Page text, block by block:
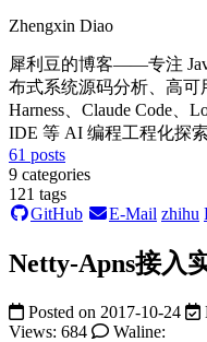
Zhengxin Diao
犀利豆的博客——专注
布式系统源码分析、高可
Harness、Claude Code、
IDE 等 AI 编程工程化探索
61 posts
9 categories
121 tags
GitHub
E-Mail zhihu
Netty-Apns接入
Posted on 2017-10-24
Views: 684 Waline: